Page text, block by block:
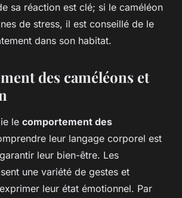
sa réaction est clé; si le caméléon
de stress, il est conseillé de le
dans son habitat.
des caméléons et
le comportement des
leur langage corporel est
leur bien-être. Les
une variété de gestes et
leur état émotionnel. Par